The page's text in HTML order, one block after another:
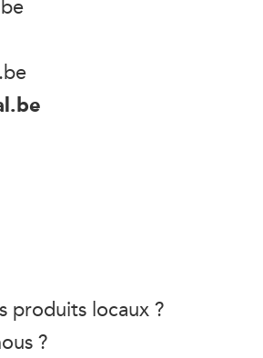
produits locaux ?
?